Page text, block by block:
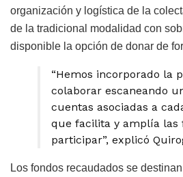
organización y logística de la
de la tradicional modalidad con
disponible la opción de donar de
“Hemos incorporado la
colaborar escaneando
cuentas asociadas a
que facilita y amplía las
participar”, explicó
Los fondos recaudados se